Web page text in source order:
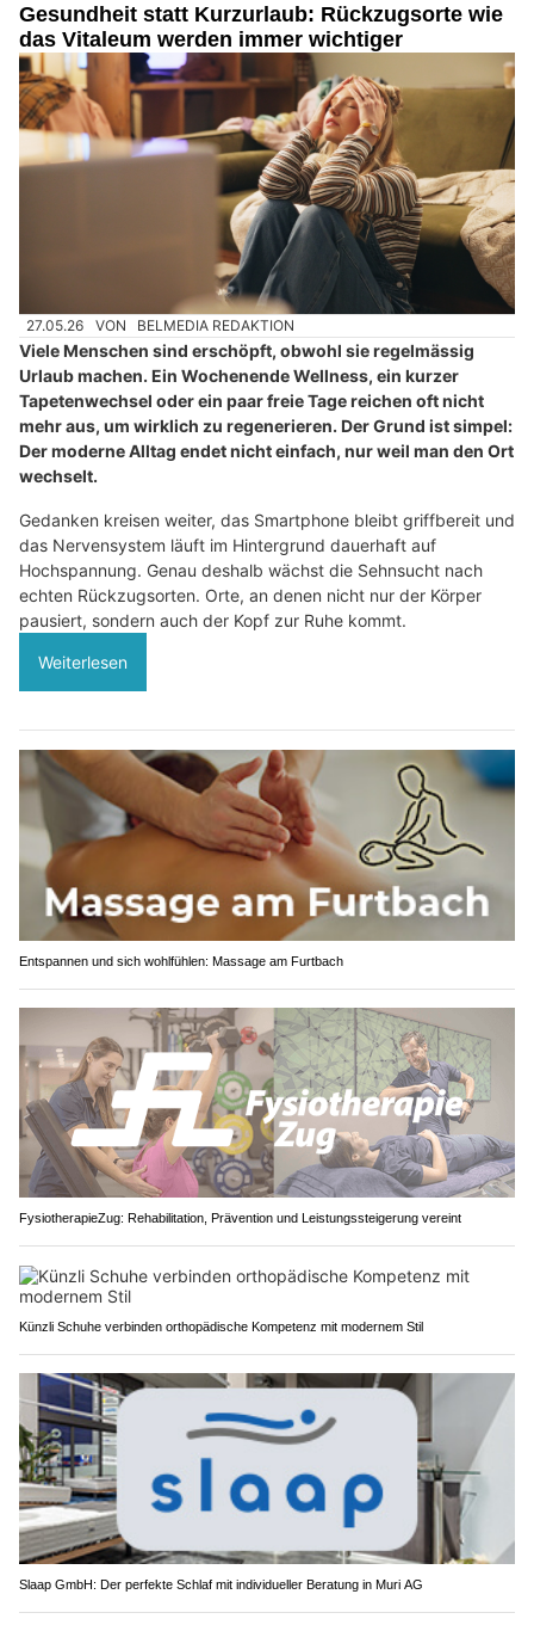
Gesundheit statt Kurzurlaub: Rückzugsorte wie
das Vitaleum werden immer wichtiger
27.05.26 VON BELMEDIA REDAKTION
Viele Menschen sind erschöpft, obwohl sie regelmässig
Urlaub machen. Ein Wochenende Wellness, ein kurzer
Tapetenwechsel oder ein paar freie Tage reichen oft nicht
mehr aus, um wirklich zu regenerieren. Der Grund ist simpel:
Der moderne Alltag endet nicht einfach, nur weil man den Ort
wechselt.
Gedanken kreisen weiter, das Smartphone bleibt griffbereit und
das Nervensystem läuft im Hintergrund dauerhaft auf
Hochspannung. Genau deshalb wächst die Sehnsucht nach
echten Rückzugsorten. Orte, an denen nicht nur der Körper
pausiert, sondern auch der Kopf zur Ruhe kommt.
Weiterlesen
Entspannen und sich wohlfühlen: Massage am Furtbach
FysiotherapieZug: Rehabilitation, Prävention und Leistungssteigerung vereint
Künzli Schuhe verbinden orthopädische Kompetenz mit modernem Stil
Slaap GmbH: Der perfekte Schlaf mit individueller Beratung in Muri AG